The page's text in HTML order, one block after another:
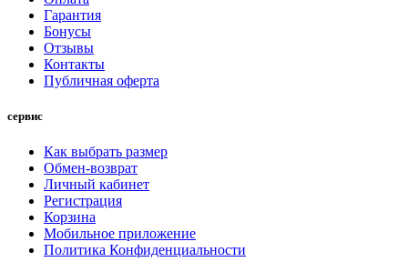
Гарантия
Бонусы
Отзывы
Контакты
Публичная оферта
сервис
Как выбрать размер
Обмен-возврат
Личный кабинет
Регистрация
Корзина
Мобильное приложение
Политика Конфиденциальности